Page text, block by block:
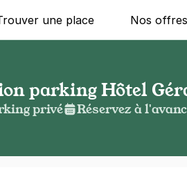
une place Nos
parking Hôtel
privé Réservez à